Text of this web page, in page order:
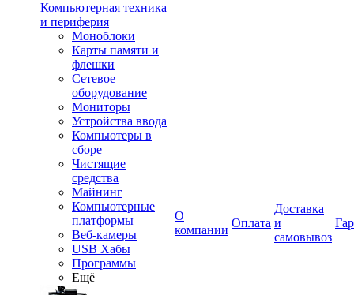
Компьютерная техника
и периферия
Моноблоки
Карты памяти и
флешки
Сетевое
оборудование
Мониторы
Устройства ввода
Компьютеры в
сборе
Чистящие
средства
Майнинг
Компьютерные
платформы
Веб-камеры
USB Хабы
Программы
Ещё
О
компании
Оплата
Доставка
и
самовывоз